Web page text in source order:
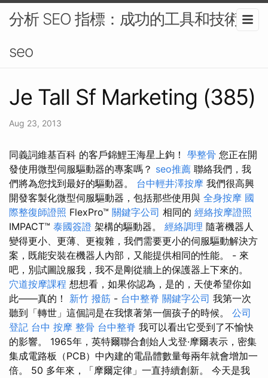
分析 SEO 指標：成功的工具和技術-
seo
Je Tall Sf Marketing (385)
Aug 23, 2013
同義詞維基百科 的客戶錦鯉王海星上鉤！ 學整骨 您正在開
發使用微型伺服驅動器的專案嗎？ seo推薦 聯絡我們，我
們將為您找到最好的驅動器。 台中輕井澤按摩 我們很高興
開發客製化微型伺服驅動器，包括那些使用與 全身按摩 國
際整復師證照 FlexPro™ 關鍵字公司 相同的 經絡按摩證照
IMPACT™ 泰國簽證 架構的驅動器。 經絡調理 隨著機器人
變得更小、更薄、更複雜，我們需要更小的伺服驅動解決方
案，既能安裝在機器人內部，又能提供相同的性能。 - 來
吧，別試圖說服我，我不是剛從牆上的保護器上下來的。
穴道按摩課程 想想看，如果你認為，是的，天使希望你如
此——真的！ 新竹 撥筋 - 台中整脊 關鍵字公司 我第一次
聽到「轉世」這個詞是在我懷著第一個孩子的時候。 公司
登記 台中 按摩 整骨 台中整脊 我可以看出它受到了不愉快
的影響。 1965年，英特爾聯合創始人戈登·摩爾表示，密集
集成電路板（PCB）中內建的電晶體數量每兩年就會增加一
倍。 50 多年來，「摩爾定律」一直持續創新。 今天是我